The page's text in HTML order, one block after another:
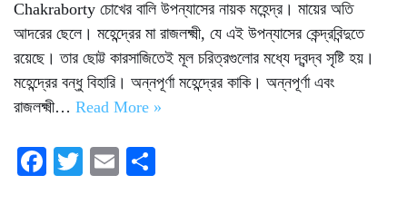
Chakraborty চোখের বালি উপন্যাসের নায়ক মহেন্দ্র। মায়ের অতি
আদরের ছেলে। মহেন্দ্রের মা রাজলক্ষ্মী, যে এই উপন্যাসের কেন্দ্রবিন্দুতে
রয়েছে। তার ছোট্ট কারসাজিতেই মূল চরিত্রগুলোর মধ্যে দ্বন্দ্ব সৃষ্টি হয়।
মহেন্দ্রের বন্ধু বিহারি। অন্নপূর্ণা মহেন্দ্রের কাকি। অন্নপূর্ণা এবং
রাজলক্ষ্মী… Read More »
Fa T
E